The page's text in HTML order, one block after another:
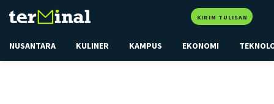
KIRIM TULISAN
NUSANTARA KULINER KAMPUS EKONOMI